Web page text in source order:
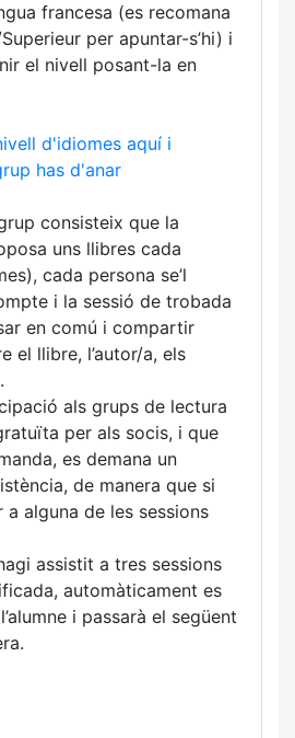
francesa (es recomana
per apuntar-s’hi) i
el nivell posant-la en
d'idiomes aquí i
has d'anar
consisteix que la
uns llibres cada
cada persona se’l
i la sessió de trobada
en comú i compartir
el llibre, l’autor/a, els
als grups de lectura
per als socis, i que
es demana un
de manera que si
alguna de les sessions
assistit a tres sessions
automàticament es
i passarà el següent